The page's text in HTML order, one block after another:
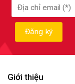
Giới thiệu